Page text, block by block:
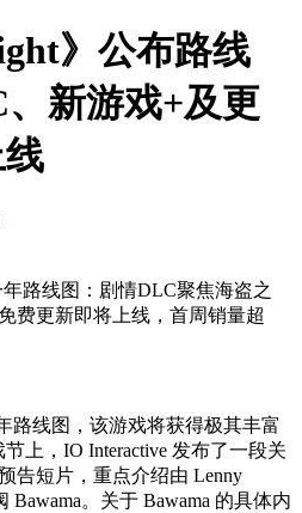
》公布路线
新游戏+及更
年路线图：剧情DLC聚焦海盗之
费更新即将上线，首周销量超
路线图，该游戏将获得极其丰富
上，IO Interactive 发布了一段关
告短片，重点介绍由 Lenny
。关于 Bawama 的具体内